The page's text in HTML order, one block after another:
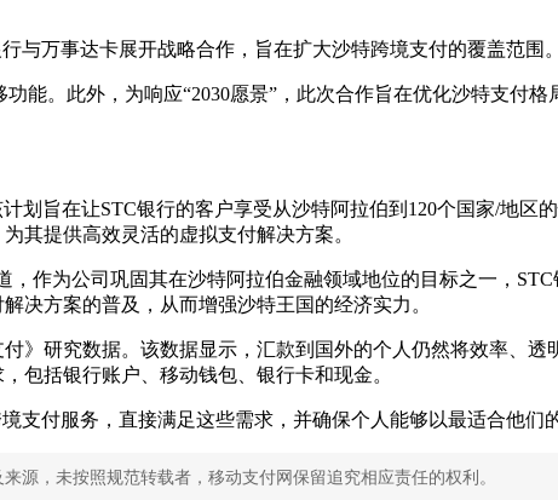
与万事达卡展开战略合作，旨在扩大沙特跨境支付的覆盖范围。
能。此外，为响应“2030愿景”，此次合作旨在优化沙特支付
划旨在让STC银行的客户享受从沙特阿拉伯到120个国家/地
其提供高效灵活的虚拟支付解决方案。
，作为公司巩固其在沙特阿拉伯金融领域地位的目标之一，
决方案的普及，从而增强沙特王国的经济实力。
》研究数据。该数据显示，汇款到国外的个人仍然将效率、
包括银行账户、移动钱包、银行卡和现金。
支付服务，直接满足这些需求，并确保个人能够以最适合他们
源，未按照规范转载者，移动支付网保留追究相应责任的权利。